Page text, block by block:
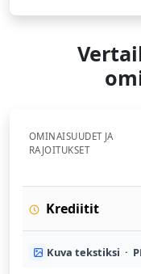
OMINAISUUDET JA
RAJOITUKSET
Krediitit
Kuva tekstiksi ·